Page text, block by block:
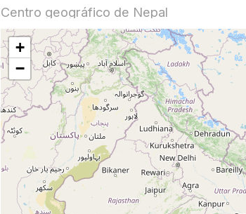
Centro geográfico de Nepal
+
−